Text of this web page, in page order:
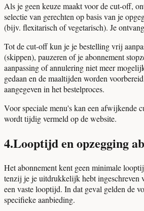
Als je geen keuze maakt voor de cut-off,
selectie van gerechten op basis van je
(bijv. flexitarisch of vegetarisch). Je
Tot de cut-off kun je je bestelling vrij
(skippen), pauzeren of je abonnement
aanpassing of annulering niet meer
gedaan en de maaltijden worden
aangegeven in het bestelproces.
Voor speciale menu's kan een afwijkende
wordt tijdig vermeld op de website.
4.Looptijd en opzegging
Het abonnement kent geen minimale
tenzij je je uitdrukkelijk hebt ingeschreven
een vaste looptijd. In dat geval gelden de
specifieke aanbieding.